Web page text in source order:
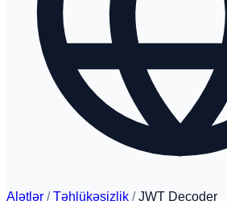
Alətlər / Təhlükəsizlik / JWT Decoder